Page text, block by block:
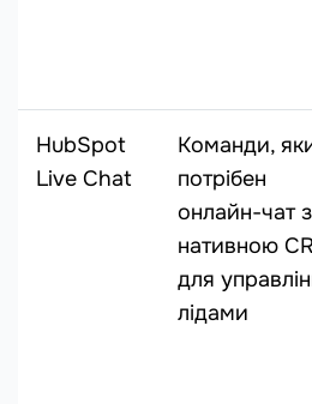
HubSpot
Live Chat
Команди,
потрібен
онлайн-чат з
нативною
для
лідами